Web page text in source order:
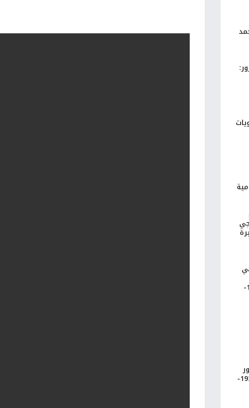
الخفاجية من عام1818-
قاسم حسن طوير (1936-